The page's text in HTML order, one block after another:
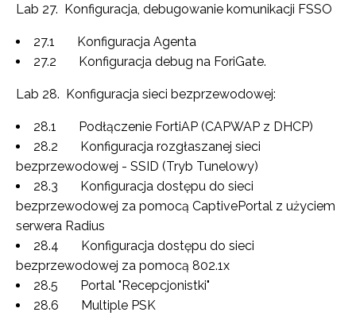
Lab 27. Konfiguracja, debugowanie komunikacji FSSO
27.1 Konfiguracja Agenta
27.2 Konfiguracja debug na ForiGate.
Lab 28. Konfiguracja sieci bezprzewodowej:
28.1 Podłączenie FortiAP (CAPWAP z DHCP)
28.2 Konfiguracja rozgłaszanej sieci
bezprzewodowej - SSID (Tryb Tunelowy)
28.3 Konfiguracja dostępu do sieci
bezprzewodowej za pomocą CaptivePortal z użyciem
serwera Radius
28.4 Konfiguracja dostępu do sieci
bezprzewodowej za pomocą 802.1x
28.5 Portal "Recepcjonistki"
28.6 Multiple PSK